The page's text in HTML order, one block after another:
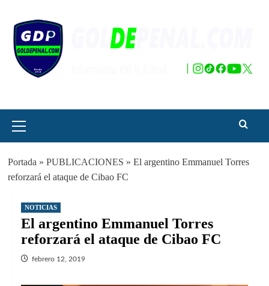
contenido
principal
Portada » PUBLICACIONES » El argentino Emmanuel Torres
reforzará el ataque de Cibao FC
NOTICIAS
El argentino Emmanuel Torres
reforzará el ataque de Cibao FC
febrero 12, 2019